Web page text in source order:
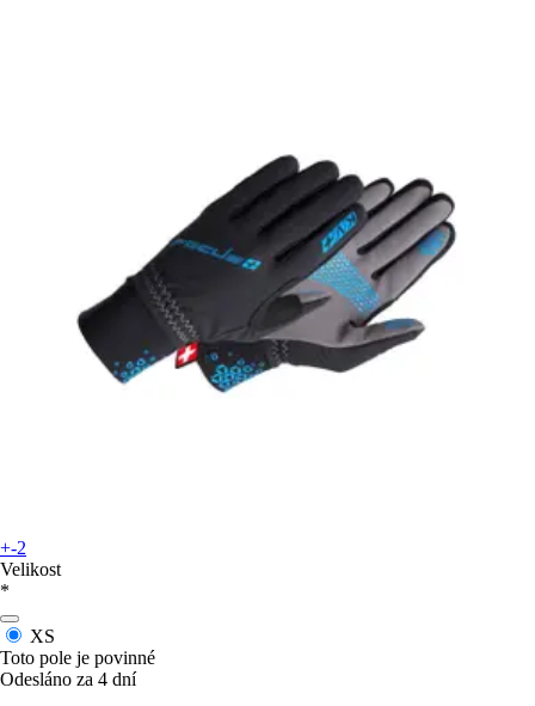
+-2
Velikost
*
XS
Toto pole je povinné
Odesláno za 4 dní